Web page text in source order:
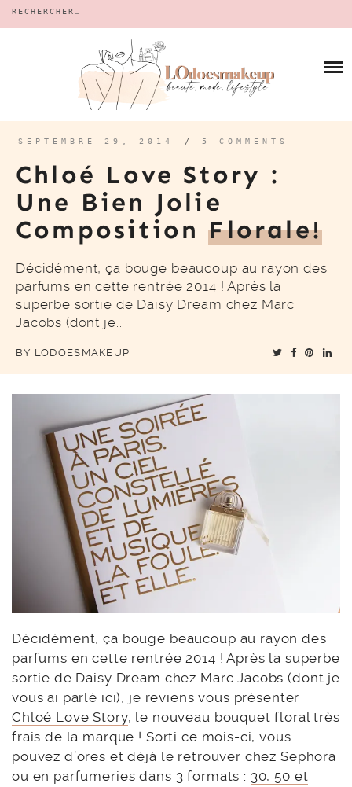
Rechercher :
CALENDRIERS DE L’AVENT
BON PLAN
À PROPOS
CONTACT
SEPTEMBRE 29, 2014 / 5 COMMENTS
Chloé Love Story :
Une Bien Jolie
CompositionFlorale!
Décidément, ça bouge beaucoup au rayon des
parfums en cette rentrée 2014 ! Après la
superbe sortie de Daisy Dream chez Marc
Jacobs (dont je…
BY LODOESMAKEUP
Décidément, ça bouge beaucoup au rayon des
parfums en cette rentrée 2014 ! Après la superbe
sortie de Daisy Dream chez Marc Jacobs (dont je
vous ai parlé ici), je reviens vous présenter
Chloé Love Story, le nouveau bouquet floral très
frais de la marque ! Sorti ce mois-ci, vous
pouvez d’ores et déjà le retrouver chez Sephora
ou en parfumeries dans 3 formats : 30, 50 et